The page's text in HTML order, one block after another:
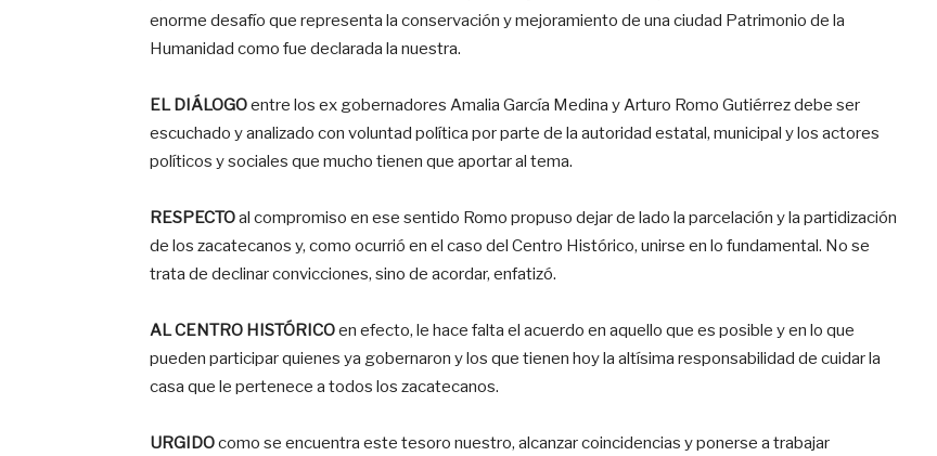
enorme desafío que representa la conservación y mejoramiento de una ciudad Patrimonio de la
Humanidad como fue declarada la nuestra.
EL DIÁLOGOentre los ex gobernadores Amalia García Medina y Arturo Romo Gutiérrez debe ser
escuchado y analizado con voluntad política por parte de la autoridad estatal, municipal y los actores
políticos y sociales que mucho tienen que aportar al tema.
RESPECTOal compromiso en ese sentido Romo propuso dejar de lado la parcelación y la partidización
de los zacatecanos y, como ocurrió en el caso del Centro Histórico, unirse en lo fundamental. No se
trata de declinar convicciones, sino de acordar, enfatizó.
AL CENTRO HISTÓRICOen efecto, le hace falta el acuerdo en aquello que es posible y en lo que
pueden participar quienes ya gobernaron y los que tienen hoy la altísima responsabilidad de cuidar la
casa que le pertenece a todos los zacatecanos.
URGIDOcomo se encuentra este tesoro nuestro, alcanzar coincidencias y ponerse a trabajar